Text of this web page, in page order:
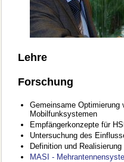
Lehre
Forschung
Gemeinsame Optimierung
Mobilfunksystemen
Empfängerkonzepte für
Untersuchung des
Definition und
MASI -